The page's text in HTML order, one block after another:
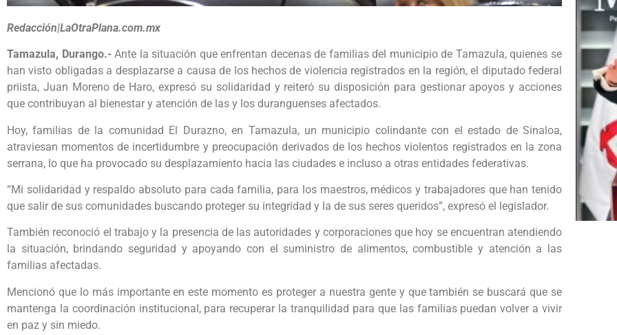
Redacción|LaOtraPlana.com.mx
Tamazula, Durango.-Ante la situación que enfrentan decenas de familias del municipio de Tamazula, quienes se
han visto obligadas a desplazarse a causa de los hechos de violencia registrados en la región, el diputado federal
priista, Juan Moreno de Haro, expresó su solidaridad y reiteró su disposición para gestionar apoyos y acciones
que contribuyan al bienestar y atención de las y los duranguenses afectados.
Hoy, familias de la comunidad El Durazno, en Tamazula, un municipio colindante con el estado de Sinaloa,
atraviesan momentos de incertidumbre y preocupación derivados de los hechos violentos registrados en la zona
serrana, lo que ha provocado su desplazamiento hacia las ciudades e incluso a otras entidades federativas.
“Mi solidaridad y respaldo absoluto para cada familia, para los maestros, médicos y trabajadores que han tenido
que salir de sus comunidades buscando proteger su integridad y la de sus seres queridos”, expresó el legislador.
También reconoció el trabajo y la presencia de las autoridades y corporaciones que hoy se encuentran atendiendo
la situación, brindando seguridad y apoyando con el suministro de alimentos, combustible y atención a las
familias afectadas.
Mencionó que lo más importante en este momento es proteger a nuestra gente y que también se buscará que se
mantenga la coordinación institucional, para recuperar la tranquilidad para que las familias puedan volver a vivir
en paz y sin miedo.